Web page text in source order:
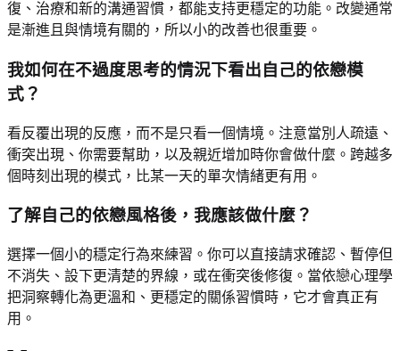
復、治療和新的溝通習慣，都能支持更穩定的功能。改變通常
是漸進且與情境有關的，所以小的改善也很重要。
我如何在不過度思考的情況下看出自己的依戀模
式？
看反覆出現的反應，而不是只看一個情境。注意當別人疏遠、
衝突出現、你需要幫助，以及親近增加時你會做什麼。跨越多
個時刻出現的模式，比某一天的單次情緒更有用。
了解自己的依戀風格後，我應該做什麼？
選擇一個小的穩定行為來練習。你可以直接請求確認、暫停但
不消失、設下更清楚的界線，或在衝突後修復。當依戀心理學
把洞察轉化為更溫和、更穩定的關係習慣時，它才會真正有
用。